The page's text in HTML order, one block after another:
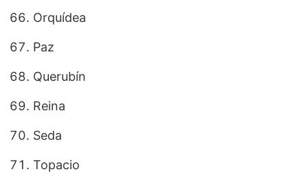
Orquídea
Paz
Querubín
Reina
Seda
Topacio